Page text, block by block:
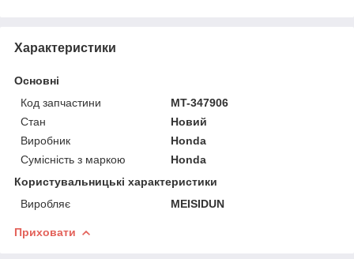
Характеристики
Основні
Код запчастини
MT-347906
Стан
Новий
Виробник
Honda
Сумісність з маркою
Honda
Користувальницькі характеристики
Виробляє
MEISIDUN
Приховати